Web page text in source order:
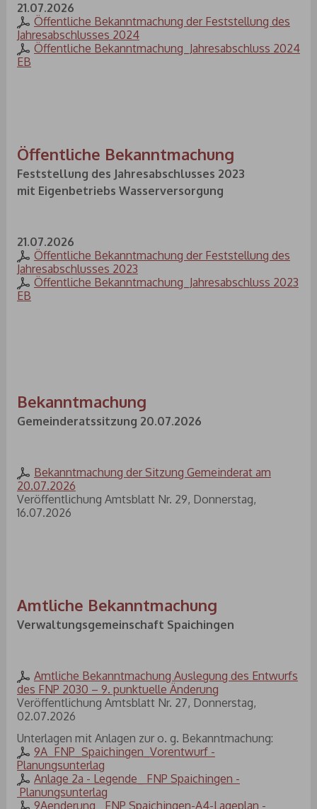
21.07.2026
Öffentliche Bekanntmachung der Feststellung des
Jahresabschlusses 2024
Öffentliche Bekanntmachung_Jahresabschluss 2024
EB
Öffentliche Bekanntmachung
Feststellung des Jahresabschlusses 2023
mit Eigenbetriebs Wasserversorgung
21.07.2026
Öffentliche Bekanntmachung der Feststellung des
Jahresabschlusses 2023
Öffentliche Bekanntmachung_Jahresabschluss 2023
EB
Bekanntmachung
Gemeinderatssitzung 20.07.2026
Bekanntmachung der Sitzung Gemeinderat am
20.07.2026
Veröffentlichung Amtsblatt Nr. 29, Donnerstag,
16.07.2026
Amtliche Bekanntmachung
Verwaltungsgemeinschaft Spaichingen
Amtliche Bekanntmachung Auslegung des Entwurfs
des FNP 2030 – 9. punktuelle Änderung
Veröffentlichung Amtsblatt Nr. 27, Donnerstag,
02.07.2026
Unterlagen mit Anlagen zur o. g. Bekanntmachung:
9A_FNP_Spaichingen_Vorentwurf -
Planungsunterlag
Anlage 2a - Legende_ FNP Spaichingen -
Planungsunterlag
9Aenderung_ FNP Spaichingen-A4-Lageplan -